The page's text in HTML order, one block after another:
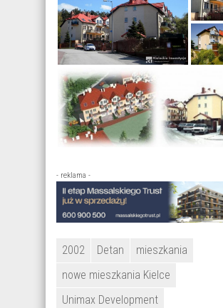
- reklama -
2002 Detan
mieszkania
nowe mieszkania Kielce
Unimax Development